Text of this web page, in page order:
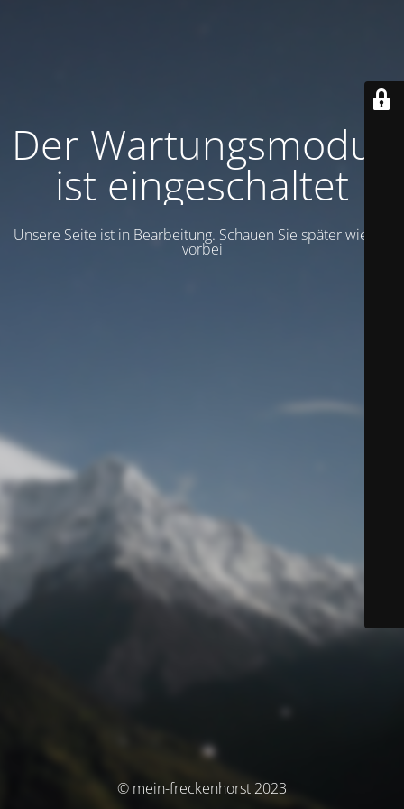
Der Wartungsmodus
ist eingeschaltet
Unsere Seite ist in Bearbeitung. Schauen Sie später wieder
vorbei
© mein-freckenhorst 2023